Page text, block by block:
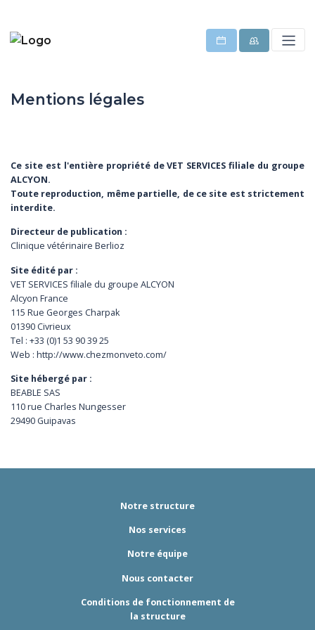
Mentions légales
Ce site est l'entière propriété de VET SERVICES filiale du groupe
ALCYON.
Toute reproduction, même partielle, de ce site est strictement
interdite.
Directeur de publication :
Clinique vétérinaire Berlioz
Site édité par :
VET SERVICES filiale du groupe ALCYON
Alcyon France
115 Rue Georges Charpak
01390 Civrieux
Tel : +33 (0)1 53 90 39 25
Web : http://www.chezmonveto.com/
Site hébergé par :
BEABLE SAS
110 rue Charles Nungesser
29490 Guipavas
Notre structure
Nos services
Notre équipe
Nous contacter
Conditions de fonctionnement de
la structure